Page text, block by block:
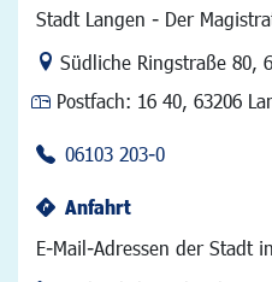
Stadt Langen - Der
Link zur Google-Maps
Südliche Ringstraße 80,
Postfach: 16 40, 63206
06103 203-0
Anfahrt
E-Mail-Adressen der Stadt